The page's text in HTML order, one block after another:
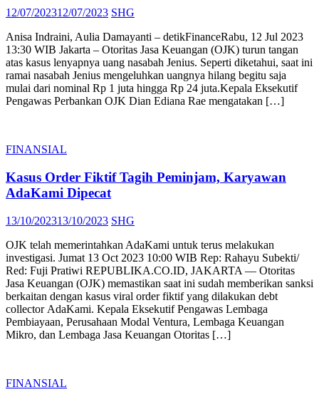
Posted
12/07/202312/07/2023 Author
SHG
Anisa Indraini, Aulia Damayanti – detikFinanceRabu, 12 Jul 2023
13:30 WIB Jakarta – Otoritas Jasa Keuangan (OJK) turun tangan
atas kasus lenyapnya uang nasabah Jenius. Seperti diketahui, saat ini
ramai nasabah Jenius mengeluhkan uangnya hilang begitu saja
mulai dari nominal Rp 1 juta hingga Rp 24 juta.Kepala Eksekutif
Pengawas Perbankan OJK Dian Ediana Rae mengatakan […]
FINANSIAL
Kasus Order Fiktif Tagih Peminjam, Karyawan
AdaKami Dipecat
Posted
13/10/202313/10/2023 Author
SHG
OJK telah memerintahkan AdaKami untuk terus melakukan
investigasi. Jumat 13 Oct 2023 10:00 WIB Rep: Rahayu Subekti/
Red: Fuji Pratiwi REPUBLIKA.CO.ID, JAKARTA — Otoritas
Jasa Keuangan (OJK) memastikan saat ini sudah memberikan sanksi
berkaitan dengan kasus viral order fiktif yang dilakukan debt
collector AdaKami. Kepala Eksekutif Pengawas Lembaga
Pembiayaan, Perusahaan Modal Ventura, Lembaga Keuangan
Mikro, dan Lembaga Jasa Keuangan Otoritas […]
FINANSIAL